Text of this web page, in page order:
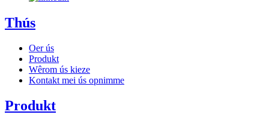
Thús
Oer ús
Produkt
Wêrom ús kieze
Kontakt mei ús opnimme
Produkt